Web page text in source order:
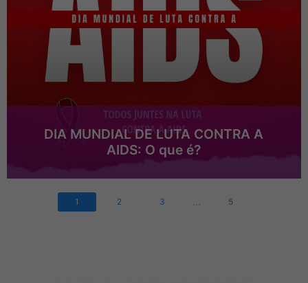
DIA MUNDIAL DE LUTA CONTRA A
AIDS: O que é?
1 2 3 5